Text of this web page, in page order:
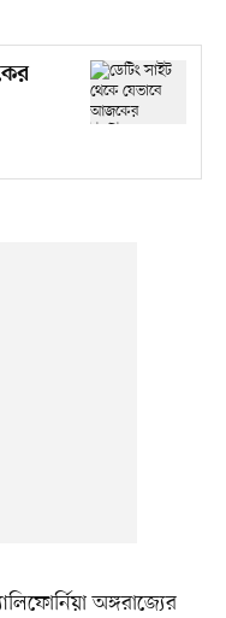
অঙ্গরাজ্যের